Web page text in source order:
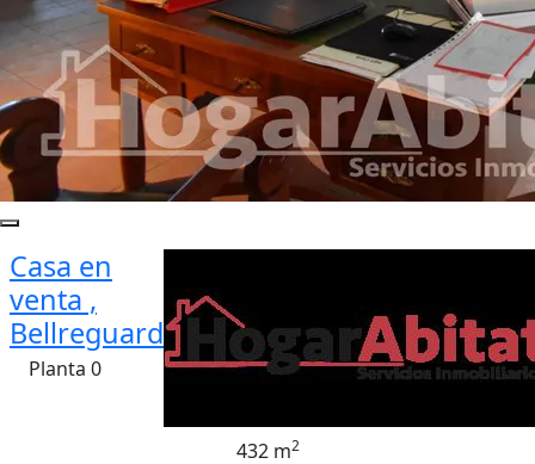
Casa en
venta ,
Bellreguard
Planta 0
432 m2